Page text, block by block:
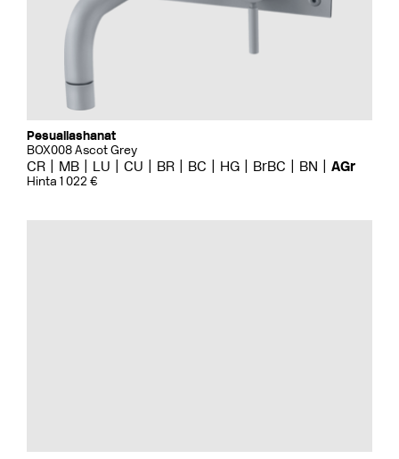
Pesuallashanat
BOX008 Ascot Grey
CR MB LU CU BR BC HG BrBC BN AGr
Hinta 1 022 €